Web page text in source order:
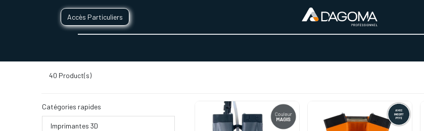
Accès Particuliers
40 Product(s)
Catégories rapides
Imprimantes 3D